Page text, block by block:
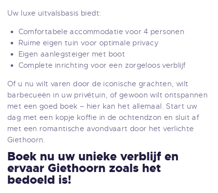
Uw luxe uitvalsbasis biedt:
Comfortabele accommodatie voor 4 personen
Ruime eigen tuin voor optimale privacy
Eigen aanlegsteiger met boot
Complete inrichting voor een zorgeloos verblijf
Of u nu wilt varen door de iconische grachten, wilt
barbecueën in uw privétuin, of gewoon wilt ontspannen
met een goed boek – hier kan het allemaal. Start uw
dag met een kopje koffie in de ochtendzon en sluit af
met een romantische avondvaart door het verlichte
Giethoorn.
Boek nu uw unieke verblijf en
ervaar Giethoorn zoals het
bedoeld is!